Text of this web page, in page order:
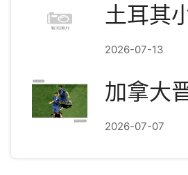
土耳其
2026-07-13
加拿大
2026-07-07